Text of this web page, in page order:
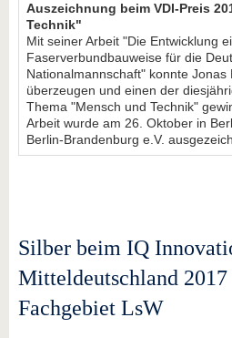
Auszeichnung beim VDI-Preis
Technik"
Mit seiner Arbeit "Die Entwicklung
Faserverbundbauweise für die
Nationalmannschaft" konnte Jonas
überzeugen und einen der
Thema "Mensch und Technik"
Arbeit wurde am 26. Oktober in
Berlin-Brandenburg e.V.
Silber beim IQ
Mitteldeutschland 2017
Fachgebiet LsW